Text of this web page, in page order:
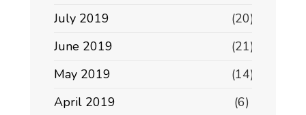
July 2019
(20)
June 2019
(21)
May 2019
(14)
April 2019
(6)